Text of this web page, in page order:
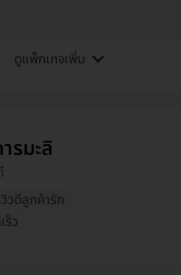
ดูแพ็กเกจเพิ่ม
รมะลิ
วดีลูกค้ารัก
ร็ว